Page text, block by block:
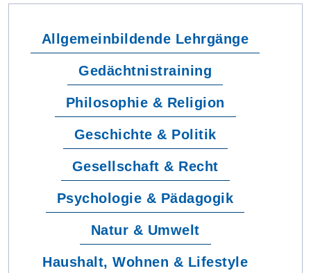
Allgemeinbildende Lehrgänge
Gedächtnistraining
Philosophie & Religion
Geschichte & Politik
Gesellschaft & Recht
Psychologie & Pädagogik
Natur & Umwelt
Haushalt, Wohnen & Lifestyle